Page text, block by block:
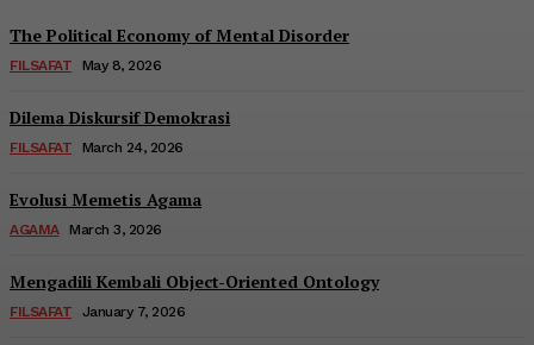
The Political Economy of Mental Disorder
FILSAFAT May 8, 2026
Dilema Diskursif Demokrasi
FILSAFAT March 24, 2026
Evolusi Memetis Agama
AGAMA March 3, 2026
Mengadili Kembali Object-Oriented Ontology
FILSAFAT January 7, 2026